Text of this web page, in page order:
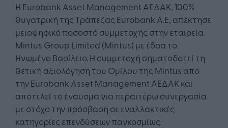
Η Eurobank Asset Management ΑΕΔΑΚ, 100%
θυγατρική της Τράπεζας Eurobank Α.Ε, απέκτησε
μειοψηφικό ποσοστό συμμετοχής στην εταιρεία
Mintus Group Limited (Mintus) με έδρα το
Ηνωμένο Βασίλειο. Η συμμετοχή σηματοδοτεί τη
θετική αξιολόγηση του Ομίλου της Mintus από
την Eurobank Asset Management ΑΕΔΑΚ και
αποτελεί το έναυσμα για περαιτέρω συνεργασία
με στόχο την πρόσβαση σε εναλλακτικές
κατηγορίες επενδύσεων παγκοσμίως.